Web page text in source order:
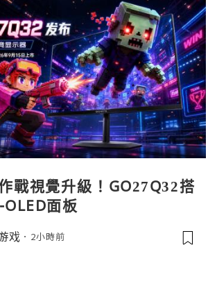
戰視覺升級！GO27Q32搭
面板
戏 2小時前